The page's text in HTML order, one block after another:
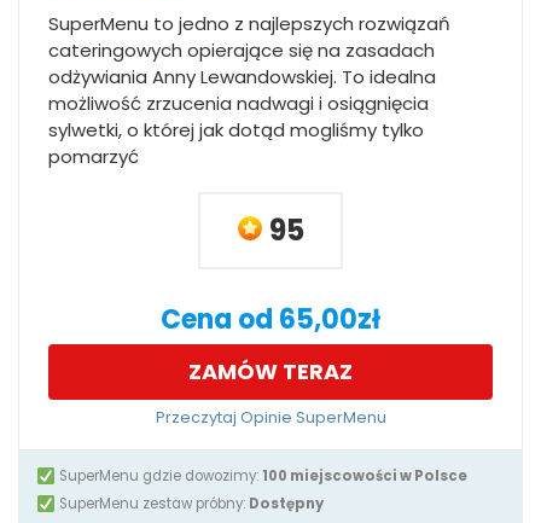
SuperMenu to jedno z najlepszych rozwiązań
cateringowych opierające się na zasadach
odżywiania Anny Lewandowskiej. To idealna
możliwość zrzucenia nadwagi i osiągnięcia
sylwetki, o której jak dotąd mogliśmy tylko
pomarzyć
95
Cena od 65,00zł
ZAMÓW TERAZ
Przeczytaj Opinie SuperMenu
SuperMenu gdzie dowozimy: 100 miejscowości w Polsce
SuperMenu zestaw próbny: Dostępny